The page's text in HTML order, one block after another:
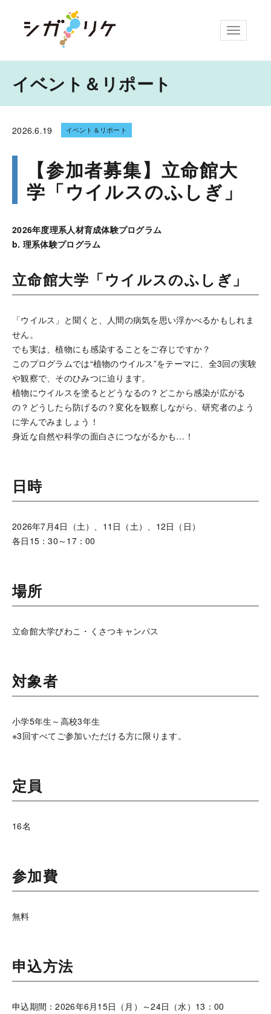
ナビゲー
イベント＆リポート
2026.6.19 イベント＆リポート
【参加者募集】立命館大
学「ウイルスのふしぎ」
2026年度理系人材育成体験プログラム
b. 理系体験プログラム
立命館大学「ウイルスのふしぎ」
「ウイルス」と聞くと、人間の病気を思い浮かべるかもしれま
せん。
でも実は、植物にも感染することをご存じですか？
このプログラムでは“植物のウイルス”をテーマに、全3回の実験
や観察で、そのひみつに迫ります。
植物にウイルスを塗るとどうなるの？どこから感染が広がる
の？どうしたら防げるの？変化を観察しながら、研究者のよう
に学んでみましょう！
身近な自然や科学の面白さにつながるかも…！
日時
2026年7月4日（土）、11日（土）、12日（日）
各日15：30～17：00
場所
立命館大学びわこ・くさつキャンパス
対象者
小学5年生～高校3年生
※3回すべてご参加いただける方に限ります。
定員
16名
参加費
無料
申込方法
申込期間：2026年6月15日（月）～24日（水）13：00